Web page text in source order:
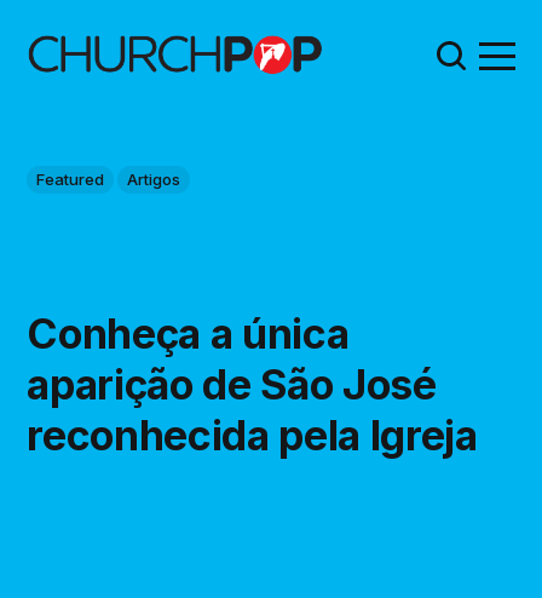
Featured Artigos
Conheça a única
aparição de São José
reconhecida pela Igreja